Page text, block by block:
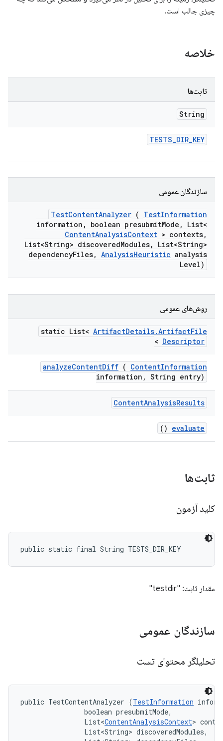
چیزی جالب است.
خلاصه
ثابت‌ها
String
TESTS_DIR_KEY
سازندگان عمومی
TestContentAnalyzer ( TestInformation
information , boolean presubmitMode ,
List<
ContentAnalysisContext > contexts,
List<String> discoveredModules,
List<String>
dependencyFiles, AnalysisHeuristic analysis
Level)
روش‌های عمومی
static List< ArtifactDetails.ArtifactFile
Descriptor
>
analyzeContentDiff ( ContentInformation
information , String entry)
ContentAnalysisResults
evaluate
()
ثابت‌ها
کلید آزمون
public static final String TESTS_DIR_KEY
مقدار ثابت: "testdir"
سازندگان عمومی
تحلیلگر محتوای تست
public TestContentAnalyzer (TestInformation
                boolean presubmitMode,
                List<
ContentAnalysisContext>
                List<String> discoveredModules,